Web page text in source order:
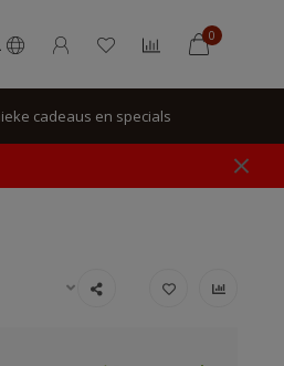
0
cadeaus en specials